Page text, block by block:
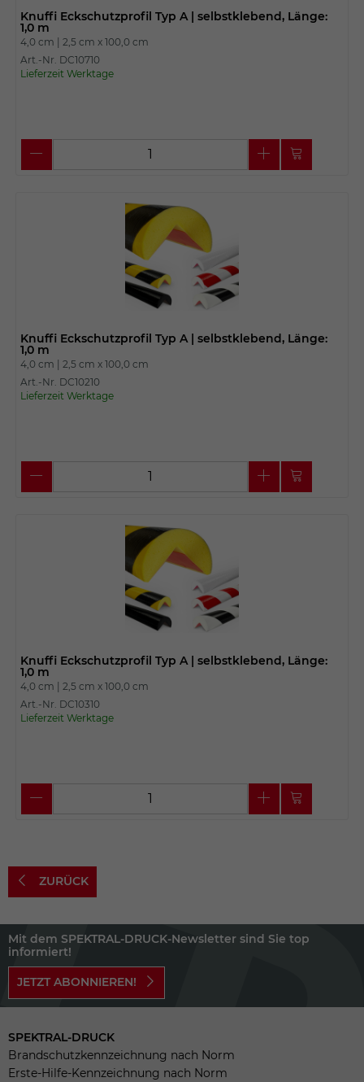
Knuffi Eckschutzprofil Typ A | selbstklebend, Länge:
1,0 m
4,0 cm | 2,5 cm x 100,0 cm
Art.-Nr. DC10710
Lieferzeit Werktage
Knuffi Eckschutzprofil Typ A | selbstklebend, Länge:
1,0 m
4,0 cm | 2,5 cm x 100,0 cm
Art.-Nr. DC10210
Lieferzeit Werktage
Knuffi Eckschutzprofil Typ A | selbstklebend, Länge:
1,0 m
4,0 cm | 2,5 cm x 100,0 cm
Art.-Nr. DC10310
Lieferzeit Werktage
ZURÜCK
Mit dem SPEKTRAL-DRUCK-Newsletter sind Sie top
informiert!
JETZT ABONNIEREN!
SPEKTRAL-DRUCK
Brandschutzkennzeichnung nach Norm
Erste-Hilfe-Kennzeichnung nach Norm